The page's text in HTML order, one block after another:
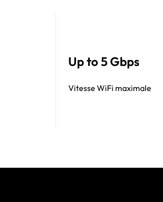
Up to 5 Gbps
Vitesse WiFi maximale